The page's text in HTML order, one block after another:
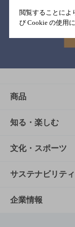
商品
商品TOP
商品一覧
商品発売情報
栄養成分一覧
知る・楽しむ
知る・楽しむ
キャンペーン
工場見学
文化・スポーツ
文化・スポー
サントリーホー
サステナビリティ
サステナビリ
企業情報
閲覧することによ
び Cookie の使用